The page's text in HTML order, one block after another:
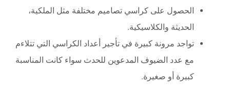
الحصول على كراسي تصاميم مختلفة مثل الملكية،
الحديثة والكلاسيكية.
تواجد مرونة كبيرة في تأجير أعداد الكراسي التي تتلاءم
مع عدد الضيوف المدعوين للحدث سواء كانت المناسبة
كبيرة أو صغيرة.